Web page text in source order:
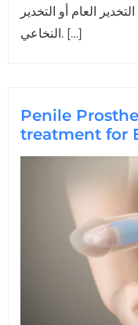
العام أو التخدير
النخاعي. […]
Penile
treatment for